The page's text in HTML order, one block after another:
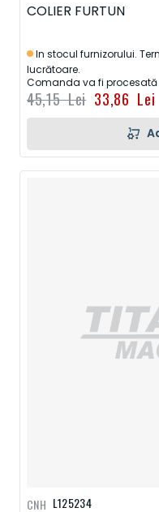
COLIER FURTUN
In stocul furnizorului.
lucrătoare.
Comanda va fi
33,86 Lei
45,15 Lei
L125234
CNH